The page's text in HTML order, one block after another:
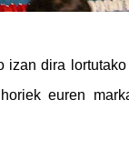
dira
euren